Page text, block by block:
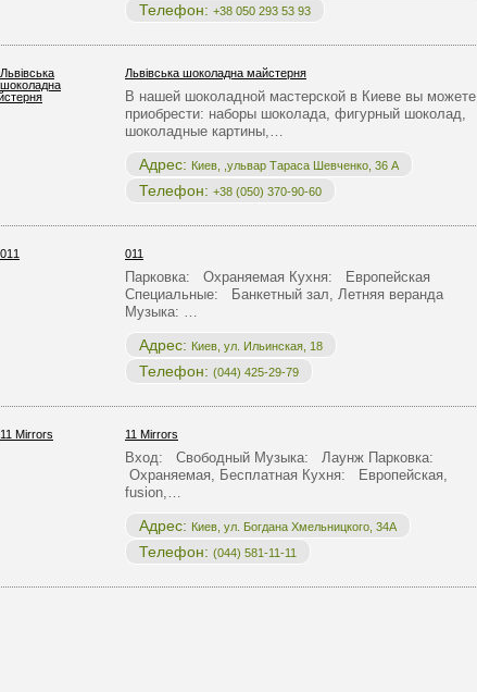
Телефон: +38 050 293 53 93
Львівська шоколадна майстерня
В нашей шоколадной мастерской в Киеве вы можете
приобрести: наборы шоколада, фигурный шоколад,
шоколадные картины,…
Адрес: Киев, ,ульвар Тараса Шевченко, 36 А
Телефон: +38 (050) 370-90-60
011
Парковка: Охраняемая Кухня: Европейская
Специальные: Банкетный зал, Летняя веранда
Музыка: …
Адрес: Киев, ул. Ильинская, 18
Телефон: (044) 425-29-79
11 Mirrors
Вход: Свободный Музыка: Лаунж Парковка:
Охраняемая, Бесплатная Кухня: Европейская,
fusion,…
Адрес: Киев, ул. Богдана Хмельницкого, 34А
Телефон: (044) 581-11-11